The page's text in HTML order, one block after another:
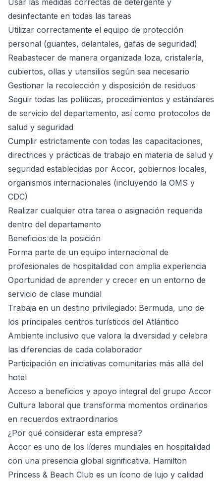
Usar las medidas correctas de detergente y
desinfectante en todas las tareas
Utilizar correctamente el equipo de protección
personal (guantes, delantales, gafas de seguridad)
Reabastecer de manera organizada loza, cristalería,
cubiertos, ollas y utensilios según sea necesario
Gestionar la recolección y disposición de residuos
Seguir todas las políticas, procedimientos y estándares
de servicio del departamento, así como protocolos de
salud y seguridad
Cumplir estrictamente con todas las capacitaciones,
directrices y prácticas de trabajo en materia de salud y
seguridad establecidas por Accor, gobiernos locales,
organismos internacionales (incluyendo la OMS y
CDC)
Realizar cualquier otra tarea o asignación requerida
dentro del departamento
Beneficios de la posición
Forma parte de un equipo internacional de
profesionales de hospitalidad con amplia experiencia
Oportunidad de aprender y crecer en un entorno de
servicio de clase mundial
Trabaja en un destino privilegiado: Bermuda, uno de
los principales centros turísticos del Atlántico
Ambiente inclusivo que valora la diversidad y celebra
las diferencias de cada colaborador
Participación en iniciativas comunitarias más allá del
hotel
Acceso a beneficios y apoyo integral del grupo Accor
Cultura laboral que transforma momentos ordinarios
en recuerdos extraordinarios
¿Por qué considerar esta empresa?
Accor es uno de los líderes mundiales en hospitalidad
con una presencia global significativa. Hamilton
Princess & Beach Club es un ícono de lujo y calidad